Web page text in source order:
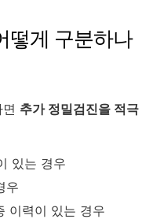
떻게 구분하나
추가 정밀검진을 적극
있는 경우
우
이력이 있는 경우